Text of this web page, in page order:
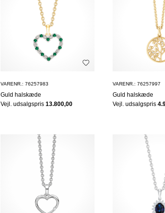
VARENR.: 76257983
Guld halskæde
Vejl. udsalgspris 13.800,00
VARENR.: 76257997
Guld halskæde
Vejl. udsalgspris